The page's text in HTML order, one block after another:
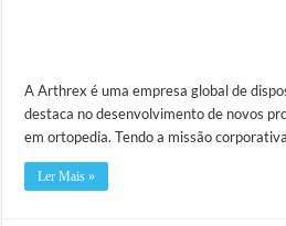
A Arthrex é uma empresa global de
destaca no desenvolvimento de novos
em ortopedia. Tendo a missão
Ler Mais »